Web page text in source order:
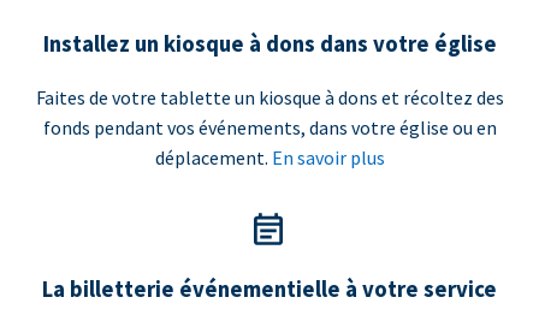
Installez un kiosque à dons dans votre église
Faites de votre tablette un kiosque à dons et récoltez des
fonds pendant vos événements, dans votre église ou en
déplacement. En savoir plus
La billetterie événementielle à votre service